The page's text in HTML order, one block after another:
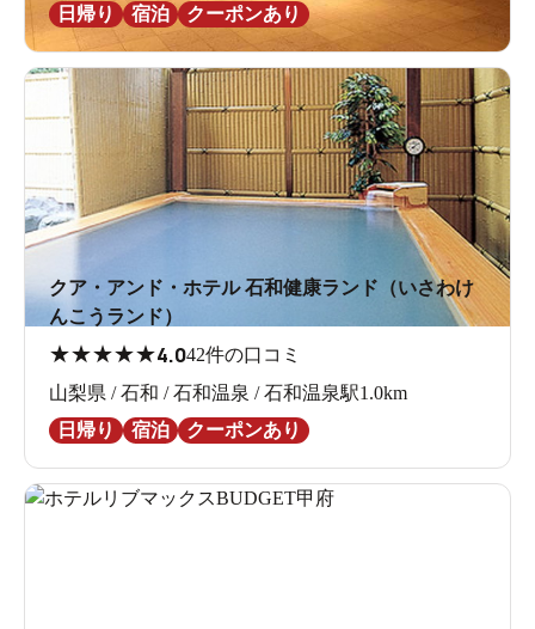
日帰り 宿泊 クーポンあり
クア・アンド・ホテル 石和健康ランド（いさわけ
んこうランド）
★★★★★4.042件の口コミ
山梨県 / 石和 / 石和温泉 / 石和温泉駅1.0km
日帰り
宿泊 クーポンあり